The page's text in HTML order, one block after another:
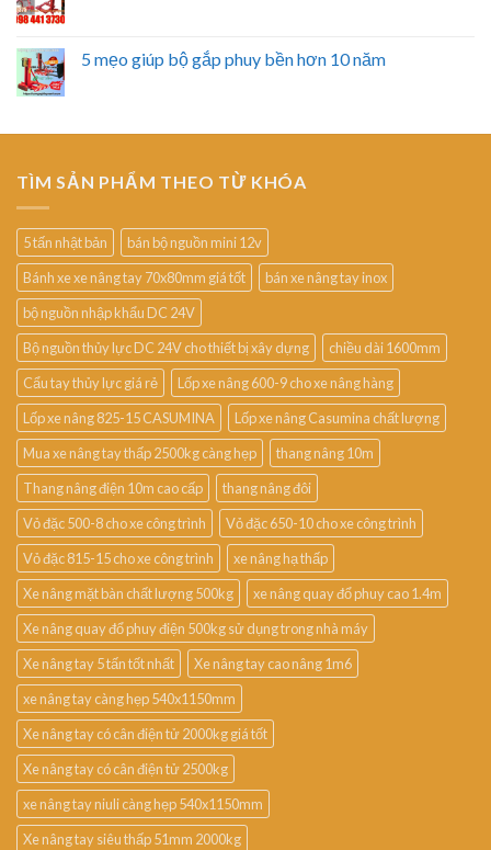
5 mẹo giúp bộ gắp phuy bền hơn 10 năm
TÌM SẢN PHẨM THEO TỪ KHÓA
5 tấn nhật bản
bán bộ nguồn mini 12v
Bánh xe xe nâng tay 70x80mm giá tốt
bán xe nâng tay inox
bộ nguồn nhập khẩu DC 24V
Bộ nguồn thủy lực DC 24V cho thiết bị xây dựng
chiều dài 1600mm
Cẩu tay thủy lực giá rẻ
Lốp xe nâng 600-9 cho xe nâng hàng
Lốp xe nâng 825-15 CASUMINA
Lốp xe nâng Casumina chất lượng
Mua xe nâng tay thấp 2500kg càng hẹp
thang nâng 10m
Thang nâng điện 10m cao cấp
thang nâng đôi
Vỏ đặc 500-8 cho xe công trình
Vỏ đặc 650-10 cho xe công trình
Vỏ đặc 815-15 cho xe công trình
xe nâng hạ thấp
Xe nâng mặt bàn chất lượng 500kg
xe nâng quay đổ phuy cao 1.4m
Xe nâng quay đổ phuy điện 500kg sử dụng trong nhà máy
Xe nâng tay 5 tấn tốt nhất
Xe nâng tay cao nâng 1m6
xe nâng tay càng hẹp 540x1150mm
Xe nâng tay có cân điện tử 2000kg giá tốt
Xe nâng tay có cân điện tử 2500kg
xe nâng tay niuli càng hẹp 540x1150mm
Xe nâng tay siêu thấp 51mm 2000kg